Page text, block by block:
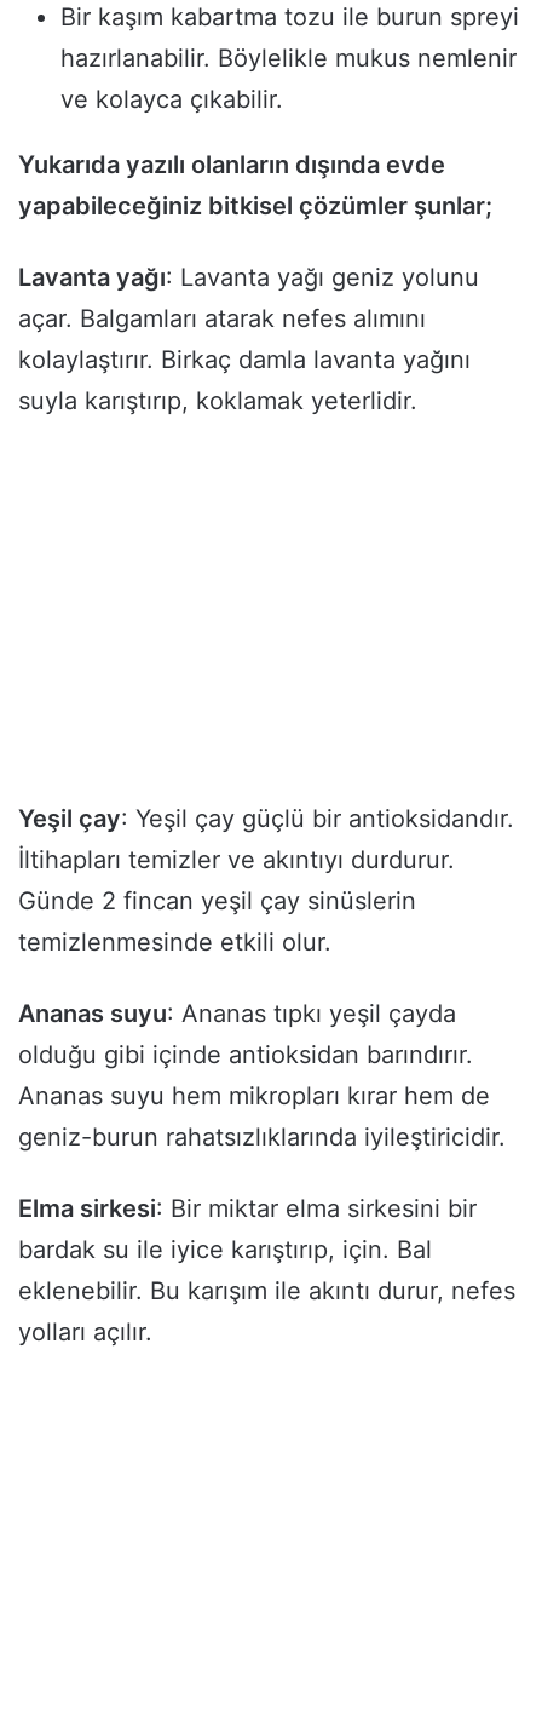
Bir kaşım kabartma tozu ile burun spreyi
hazırlanabilir. Böylelikle mukus nemlenir
ve kolayca çıkabilir.
Yukarıda yazılı olanların dışında evde
yapabileceğiniz bitkisel çözümler şunlar;
Lavanta yağı: Lavanta yağı geniz yolunu
açar. Balgamları atarak nefes alımını
kolaylaştırır. Birkaç damla lavanta yağını
suyla karıştırıp, koklamak yeterlidir.
Yeşil çay: Yeşil çay güçlü bir antioksidandır.
İltihapları temizler ve akıntıyı durdurur.
Günde 2 fincan yeşil çay sinüslerin
temizlenmesinde etkili olur.
Ananas suyu: Ananas tıpkı yeşil çayda
olduğu gibi içinde antioksidan barındırır.
Ananas suyu hem mikropları kırar hem de
geniz-burun rahatsızlıklarında iyileştiricidir.
Elma sirkesi: Bir miktar elma sirkesini bir
bardak su ile iyice karıştırıp, için. Bal
eklenebilir. Bu karışım ile akıntı durur, nefes
yolları açılır.